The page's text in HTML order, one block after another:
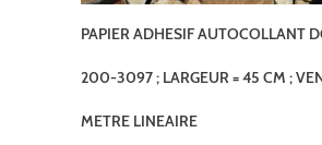
PAPIER ADHESIF AUTOCOLLANT
200-3097 ; LARGEUR = 45 CM ;
METRE LINEAIRE